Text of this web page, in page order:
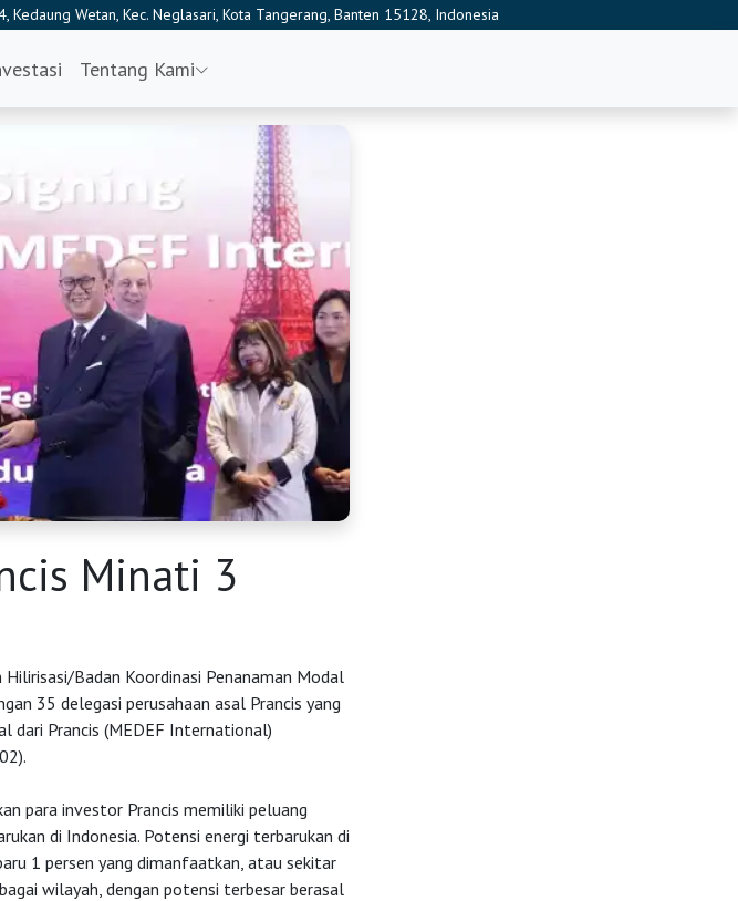
Kedaung Wetan, Kec. Neglasari, Kota Tangerang, Banten 15128, Indonesia
Tentang Kami
Minati 3
Badan Koordinasi Penanaman Modal
35 delegasi perusahaan asal Prancis yang
dari Prancis (MEDEF International)
para investor Prancis memiliki peluang
di Indonesia. Potensi energi terbarukan di
1 persen yang dimanfaatkan, atau sekitar
wilayah, dengan potensi terbesar berasal